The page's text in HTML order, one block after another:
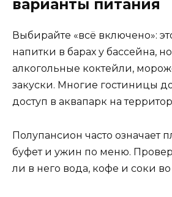
варианты питания
Выбирайте «всё включено»:
напитки в барах у бассейна,
алкогольные коктейли,
закуски. Многие гостиницы
доступ в аквапарк на
Полупансион часто означает
буфет и ужин по меню.
ли в него вода, кофе и соки